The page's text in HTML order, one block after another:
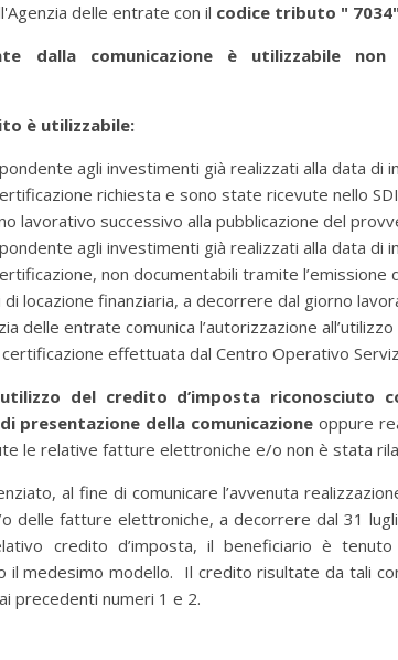
delle entrate con il codice tributo "
dalla comunicazione è utilizzabile
è utilizzabile:
agli investimenti già realizzati alla data di
richiesta e sono state ricevute nello
lavorativo successivo alla pubblicazione del
agli investimenti già realizzati alla data di
non documentabili tramite
locazione finanziaria, a decorrere dal giorno
delle entrate comunica l’autorizzazione
effettuata dal Centro Operativo
del credito d’imposta riconosciuto
presentazione della comunicazione oppure
le relative fatture elettroniche e/o non è stata
al fine di comunicare l’avvenuta
delle fatture elettroniche, a decorrere dal 31
credito d’imposta, il beneficiario è
il medesimo modello. Il credito risultate da tali
precedenti numeri 1 e 2.